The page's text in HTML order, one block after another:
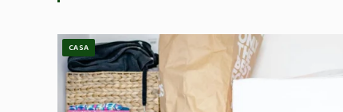
CASA